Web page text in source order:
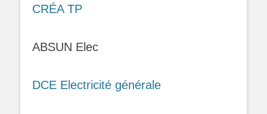
CRÉA TP
ABSUN Elec
DCE Electricité générale